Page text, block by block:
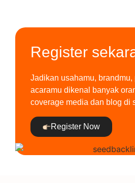
Register
Jadikan usahamu, brandmu,
acaramu dikenal banyak
coverage media dan blog di
Register Now